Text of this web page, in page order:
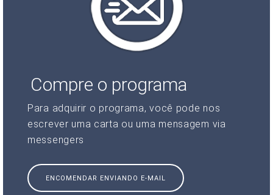
Compre o programa
Para adquirir o programa, você pode nos
escrever uma carta ou uma mensagem via
messengers
ENCOMENDAR ENVIANDO E-MAIL